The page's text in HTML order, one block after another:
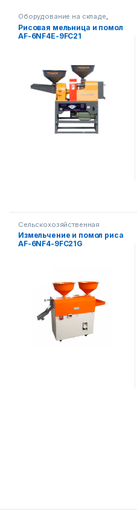
Оборудование на складе,
Сельскохозяйственная
техника
Рисовая мельница и помол
AF-6NF4E-9FC21
Сельскохозяйственная
техника
Измельчение и помол риса
AF-6NF4-9FC21G